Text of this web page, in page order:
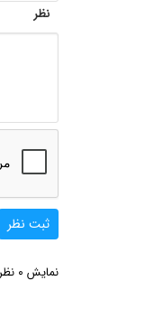
نظر
ثبت نظر
نمایش 0 نظر